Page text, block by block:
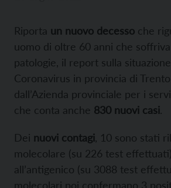
Riporta un nuovo decesso che
uomo di oltre 60 anni che
patologie, il report sulla
Coronavirus in provincia di
dall’Azienda provinciale per i
che conta anche 830 nuovi casi.
Dei nuovi contagi , 10 sono stati
molecolare (su 226 test
all’antigenico (su 3088 test
molecolari poi confermano 3